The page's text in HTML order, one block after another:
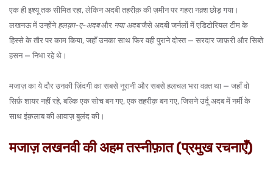
एक ही इश्यू तक सीमित रहा, लेकिन अदबी तहरीक़ की ज़मीन पर गहरा नक़्श छोड़ गया।
लखनऊ में उन्होंने हलक़ा-ए-अदबऔर नया अदबजैसे अदबी जर्नलों में एडिटोरियल टीम के
हिस्से के तौर पर काम किया, जहाँ उनका साथ फिर वही पुराने दोस्त — सरदार जाफ़री और सिब्ते
हसन— निभा रहे थे।
मजाज़ का ये दौर उनकी ज़िंदगी का सबसे नूरानी और सबसे हलचल भरा वक़्त था — जहाँ वो
सिर्फ़ शायर नहीं रहे, बल्कि एक सोच बन गए, एक तहरीक़ बन गए, जिसने उर्दू अदब में नर्मी के
साथ इंक़लाब की आवाज़ बुलंद की।
मजाज़ लखनवी की अहम तस्नीफ़ात (प्रमुख रचनाएँ)